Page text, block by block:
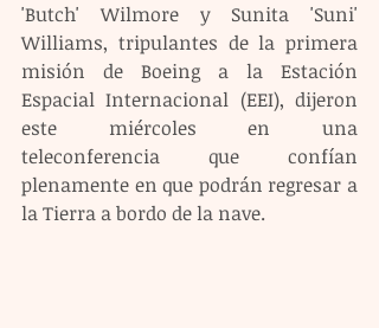
'Butch' Wilmore y Sunita 'Suni'
Williams, tripulantes de la primera
misión de Boeing a la Estación
Espacial Internacional (EEI), dijeron
este miércoles en una
teleconferencia que confían
plenamente en que podrán regresar a
la Tierra a bordo de la nave.